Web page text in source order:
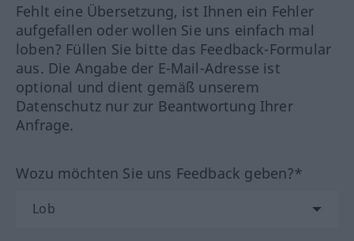
Fehlt eine Übersetzung, ist Ihnen ein Fehler
aufgefallen oder wollen Sie uns einfach mal
loben? Füllen Sie bitte das Feedback-Formular
aus. Die Angabe der E-Mail-Adresse ist
optional und dient gemäß unserem
Datenschutz nur zur Beantwortung Ihrer
Anfrage.
Wozu möchten Sie uns Feedback geben?*